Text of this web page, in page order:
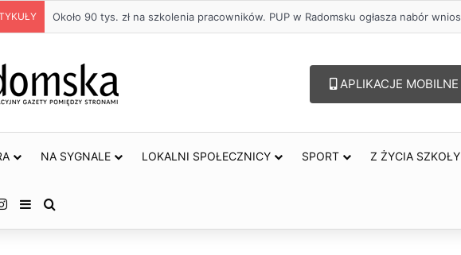
Życie bez alkoholu – lepszy wybór. Radomsko włącza się w Miesiąc Trzeźwości
APLIKACJE MOBILNE
NA SYGNALE LOKALNI SPOŁECZNICY SPORT Z ŻYCIA SZKOŁY
Instagram
Sidebar